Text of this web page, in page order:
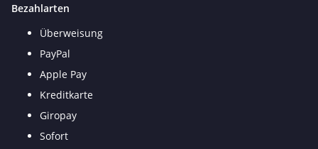
Bezahlarten
Überweisung
PayPal
Apple Pay
Kreditkarte
Giropay
Sofort